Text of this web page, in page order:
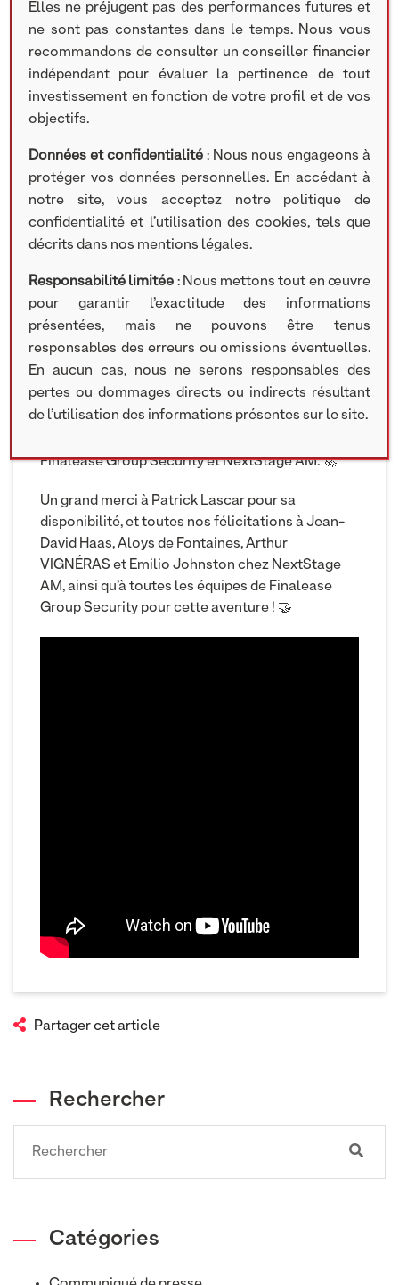
ACTUS
[PAROLES D’ENTREPRENEURS] « Pour accélérer
ou atteindre des niveaux de rentabilité
intéressant, il faut choisir un bon partenaire qui
saura s’approprier votre ADN et votre culture et
qui pourra vous accompagner sur ce chemin ». 🎥
Patrick Lascar, CEO de Finalease Group Security,
spécialiste de la sécurité des biens, des
personnes et notamment de la démarque
inconnue, était l’invité de notre podcast « Paroles
d’Entrepreneurs ». Celui-ci a ainsi pu revenir sur la
Finalease Group Security et NextStage AM. 🚀
Un grand merci à Patrick Lascar pour sa
disponibilité, et toutes nos félicitations à Jean-
David Haas, Aloys de Fontaines, Arthur
VIGNÉRAS et Emilio Johnston chez NextStage
AM, ainsi qu’à toutes les équipes de Finalease
Group Security pour cette aventure ! 🤝
Partager cet article
Rechercher
Catégories
Elles ne préjugent pas des performances futures et
ne sont pas constantes dans le temps. Nous vous
recommandons de consulter un conseiller financier
indépendant pour évaluer la pertinence de tout
investissement en fonction de votre profil et de vos
objectifs.
Données et confidentialité : Nous nous engageons à
protéger vos données personnelles. En accédant à
notre site, vous acceptez notre politique de
confidentialité et l’utilisation des cookies, tels que
décrits dans nos mentions légales.
Responsabilité limitée : Nous mettons tout en œuvre
pour garantir l’exactitude des informations
présentées, mais ne pouvons être tenus
responsables des erreurs ou omissions éventuelles.
En aucun cas, nous ne serons responsables des
pertes ou dommages directs ou indirects résultant
de l’utilisation des informations présentes sur le site.